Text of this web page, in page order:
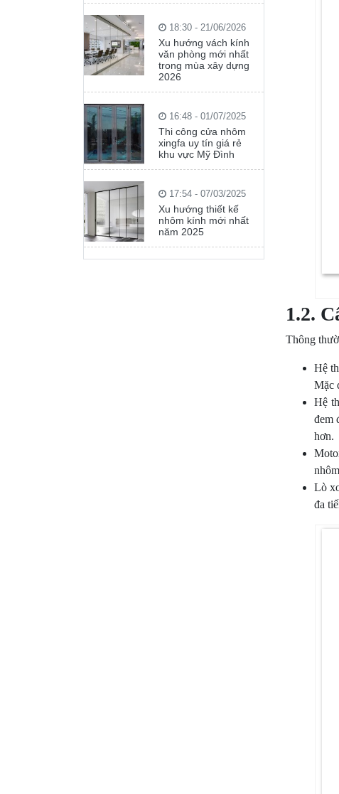
1.2.
Thông
Hệ
Mặc
Hệ
đem
hơn.
Lò
đa
18:30 - 21/06/2026
Xu hướng vách kính
văn phòng mới nhất
trong mùa xây dựng
2026
16:48 - 01/07/2025
Thi công cửa nhôm
xingfa uy tín giá rẻ
khu vực Mỹ Đình
17:54 - 07/03/2025
Xu hướng thiết kế
nhôm kính mới nhất
năm 2025